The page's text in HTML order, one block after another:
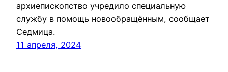
архиепископство учредило специальную
службу в помощь новообращённым, сообщает
Седмица.
11 апреля, 2024